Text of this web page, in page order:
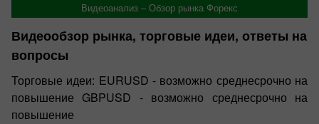
Видеоанализ – Обзор рынка Форекс
Видеообзор рынка, торговые идеи, ответы на
вопросы
Торговые идеи: EURUSD - возможно среднесрочно на
повышение GBPUSD - возможно среднесрочно на
повышение